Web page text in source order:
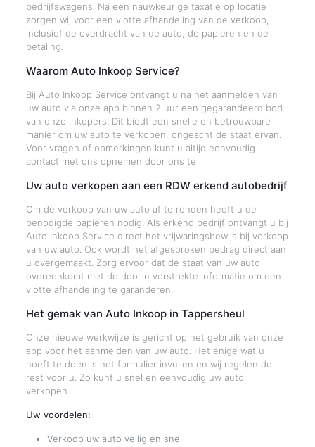
bedrijfswagens. Na een nauwkeurige taxatie op locatie
zorgen wij voor een vlotte afhandeling van de verkoop,
inclusief de overdracht van de auto, de papieren en de
betaling.
Waarom Auto Inkoop Service?
Bij Auto Inkoop Service ontvangt u na het aanmelden van
uw auto via onze app binnen 2 uur een gegarandeerd bod
van onze inkopers. Dit biedt een snelle en betrouwbare
manier om uw auto te verkopen, ongeacht de staat ervan.
Voor vragen of opmerkingen kunt u altijd eenvoudig
contact met ons opnemen door ons te
Uw auto verkopen aan een RDW erkend autobedrijf
Om de verkoop van uw auto af te ronden heeft u de
benodigde papieren nodig. Als erkend bedrijf ontvangt u bij
Auto Inkoop Service direct het vrijwaringsbewijs bij verkoop
van uw auto. Ook wordt het afgesproken bedrag direct aan
u overgemaakt. Zorg ervoor dat de staat van uw auto
overeenkomt met de door u verstrekte informatie om een
vlotte afhandeling te garanderen.
Het gemak van Auto Inkoop in Tappersheul
Onze nieuwe werkwijze is gericht op het gebruik van onze
app voor het aanmelden van uw auto. Het enige wat u
hoeft te doen is het formulier invullen en wij regelen de
rest voor u. Zo kunt u snel en eenvoudig uw auto
verkopen.
Uw voordelen:
Verkoop uw auto veilig en snel